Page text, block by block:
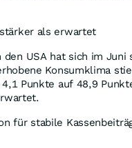
als erwartet
den USA hat sich im
Konsumklima
Punkte auf 48,9
für stabile